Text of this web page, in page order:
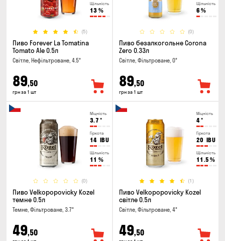
Щільність
13 %
(5)
Пиво Forever La Tomatina
Tomato Ale 0.5л
Світле, Нефільтроване, 4.5°
89,50
грн за 1 шт
Щільність
6 %
(0)
Пиво безалкогольне Corona
Zero 0.33л
Світле, Фільтроване, 0°
89,50
грн за 1 шт
Міцність
3.7 °
Гіркота
14 IBU
Щільність
11 %
(0)
Пиво Velkopopovicky Kozel
темне 0.5л
Темне, Фільтроване, 3.7°
49,50
Міцність
4°
Гіркота
20 IBU
Щільність
11.5 %
(1)
Пиво Velkopopovicky Kozel
світле 0.5л
Світле, Фільтроване, 4°
49,50